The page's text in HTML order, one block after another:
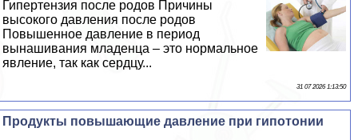
Гипертензия после родов Причины
высокого давления после родов
Повышенное давление в период
вынашивания младенца – это нормальное
явление, так как сердцу...
31 07 2026 1:13:50
Продукты повышающие давление при гипотонии